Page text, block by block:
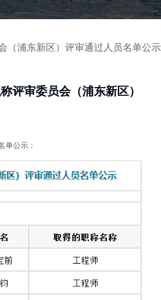
（浦东新区）评审通过人员名单公示
评审委员会（浦东新区）
公示：